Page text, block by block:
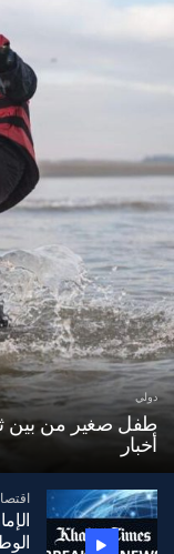
دولي
طفل صغير من بين
أخبار